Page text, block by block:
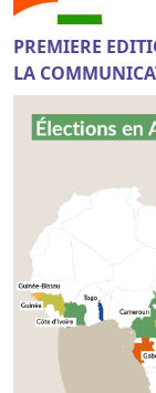
PREMIERE
LA